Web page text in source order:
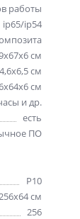
работы
ip65/ip54
см
см
см
и др.
есть
ПО
Р10
см
256